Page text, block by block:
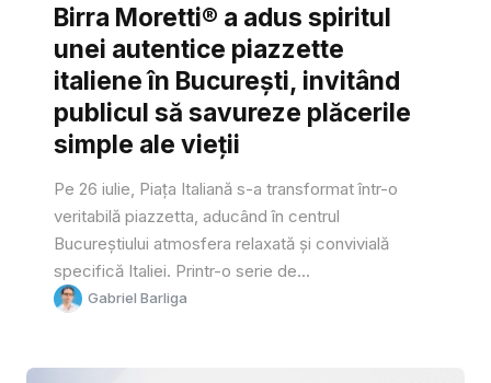
Birra Moretti® a adus spiritul
unei autentice piazzette
italiene în București, invitând
publicul să savureze plăcerile
simple ale vieții
Pe 26 iulie, Piața Italiană s-a transformat într-o
veritabilă piazzetta, aducând în centrul
Bucureștiului atmosfera relaxată și convivială
specifică Italiei. Printr-o serie de...
Gabriel Barliga